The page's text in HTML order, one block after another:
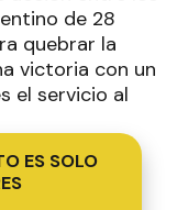
de 28
quebrar la
victoria con un
el servicio al
ES SOLO